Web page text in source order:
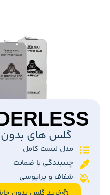
گلس های بدون
مدل لیست کامل
چسبندگی با ضمانت
شفاف و پرایوسی